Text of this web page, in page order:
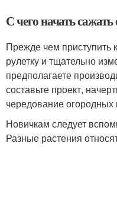
С чего начать сажать
Прежде чем приступить
рулетку и тщательно
предполагаете
составьте проект,
чередование огородных
Новичкам следует
Разные растения